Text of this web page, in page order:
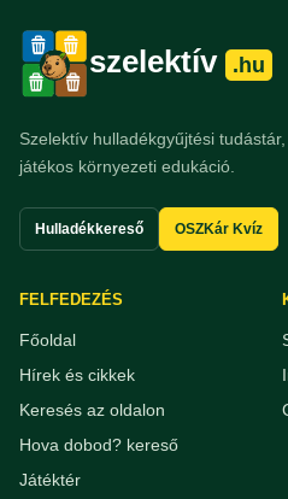
szelektív .hu
Szelektív hulladékgyűjtési
játékos környezeti edukáció.
Hulladékkereső OSZKár Kvíz
FELFEDEZÉS
Főoldal
Hírek és cikkek
Keresés az oldalon
Hova dobod? kereső
Játéktér